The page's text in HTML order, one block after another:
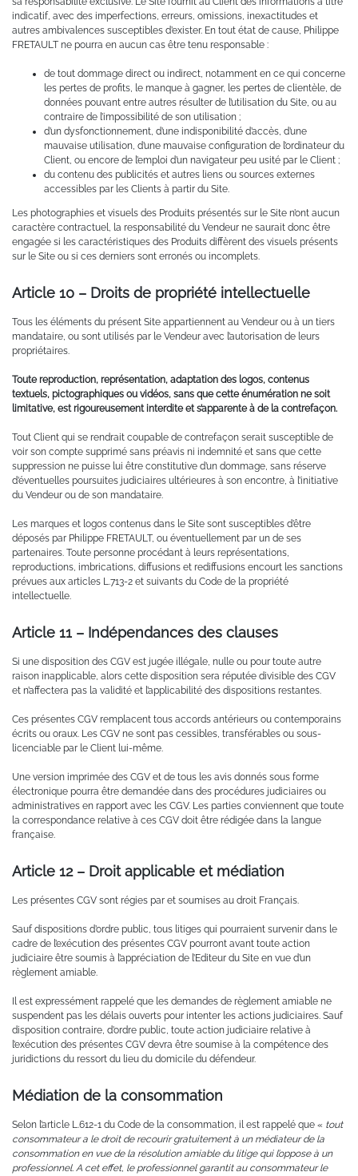
indicatif, avec des imperfections, erreurs, omissions, inexactitudes et
autres ambivalences susceptibles d’exister. En tout état de cause, Philippe
FRETAULT ne pourra en aucun cas être tenu responsable :
de tout dommage direct ou indirect, notamment en ce qui concerne
les pertes de profits, le manque à gagner, les pertes de clientèle, de
données pouvant entre autres résulter de l’utilisation du Site, ou au
contraire de l’impossibilité de son utilisation ;
d’un dysfonctionnement, d’une indisponibilité d’accès, d’une
mauvaise utilisation, d’une mauvaise configuration de l’ordinateur du
Client, ou encore de l’emploi d’un navigateur peu usité par le Client ;
du contenu des publicités et autres liens ou sources externes
accessibles par les Clients à partir du Site.
Les photographies et visuels des Produits présentés sur le Site n’ont aucun
caractère contractuel, la responsabilité du Vendeur ne saurait donc être
engagée si les caractéristiques des Produits diffèrent des visuels présents
sur le Site ou si ces derniers sont erronés ou incomplets.
Article 10 – Droits de propriété intellectuelle
Tous les éléments du présent Site appartiennent au Vendeur ou à un tiers
mandataire, ou sont utilisés par le Vendeur avec l’autorisation de leurs
propriétaires.
Toute reproduction, représentation, adaptation des logos, contenus
textuels, pictographiques ou vidéos, sans que cette énumération ne soit
limitative, est rigoureusement interdite et s’apparente à de la contrefaçon.
Tout Client qui se rendrait coupable de contrefaçon serait susceptible de
voir son compte supprimé sans préavis ni indemnité et sans que cette
suppression ne puisse lui être constitutive d’un dommage, sans réserve
d’éventuelles poursuites judiciaires ultérieures à son encontre, à l’initiative
du Vendeur ou de son mandataire.
Les marques et logos contenus dans le Site sont susceptibles d’être
déposés par Philippe FRETAULT, ou éventuellement par un de ses
partenaires. Toute personne procédant à leurs représentations,
reproductions, imbrications, diffusions et rediffusions encourt les sanctions
prévues aux articles L.713-2 et suivants du Code de la propriété
intellectuelle.
Article 11 – Indépendances des clauses
Si une disposition des CGV est jugée illégale, nulle ou pour toute autre
raison inapplicable, alors cette disposition sera réputée divisible des CGV
et n’affectera pas la validité et l’applicabilité des dispositions restantes.
Ces présentes CGV remplacent tous accords antérieurs ou contemporains
écrits ou oraux. Les CGV ne sont pas cessibles, transférables ou sous-
licenciable par le Client lui-même.
Une version imprimée des CGV et de tous les avis donnés sous forme
électronique pourra être demandée dans des procédures judiciaires ou
administratives en rapport avec les CGV. Les parties conviennent que toute
la correspondance relative à ces CGV doit être rédigée dans la langue
française.
Article 12 – Droit applicable et médiation
Les présentes CGV sont régies par et soumises au droit Français.
Sauf dispositions d’ordre public, tous litiges qui pourraient survenir dans le
cadre de l’exécution des présentes CGV pourront avant toute action
judiciaire être soumis à l’appréciation de l’Editeur du Site en vue d’un
règlement amiable.
Il est expressément rappelé que les demandes de règlement amiable ne
suspendent pas les délais ouverts pour intenter les actions judiciaires. Sauf
disposition contraire, d’ordre public, toute action judiciaire relative à
l’exécution des présentes CGV devra être soumise à la compétence des
juridictions du ressort du lieu du domicile du défendeur.
Médiation de la consommation
Selon l’article L.612-1 du Code de la consommation, il est rappelé que « tout
consommateur a le droit de recourir gratuitement à un médiateur de la
consommation en vue de la résolution amiable du litige qui l’oppose à un
professionnel. A cet effet, le professionnel garantit au consommateur le